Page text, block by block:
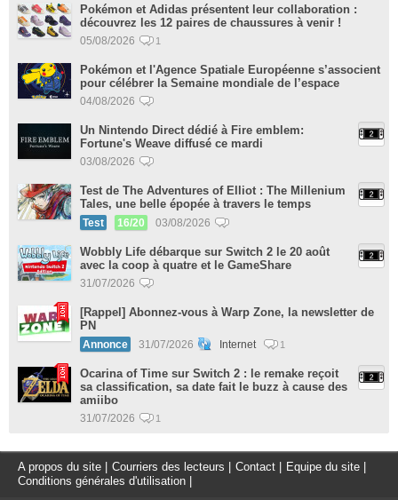
Pokémon et Adidas présentent leur collaboration :
découvrez les 12 paires de chaussures à venir !
05/08/2026 1
Pokémon et l'Agence Spatiale Européenne s’associent
pour célébrer la Semaine mondiale de l’espace
04/08/2026
Un Nintendo Direct dédié à Fire emblem:
Fortune's Weave diffusé ce mardi
03/08/2026
Test de The Adventures of Elliot : The Millenium
Tales, une belle épopée à travers le temps
Test 16/20 03/08/2026
Wobbly Life débarque sur Switch 2 le 20 août
avec la coop à quatre et le GameShare
31/07/2026
[Rappel] Abonnez-vous à Warp Zone, la newsletter de
PN
Annonce 31/07/2026 Internet 1
Ocarina of Time sur Switch 2 : le remake reçoit
sa classification, sa date fait le buzz à cause des
amiibo
31/07/2026 1
A propos du site Courriers des lecteurs Contact Equipe du site
Conditions générales d'utilisation